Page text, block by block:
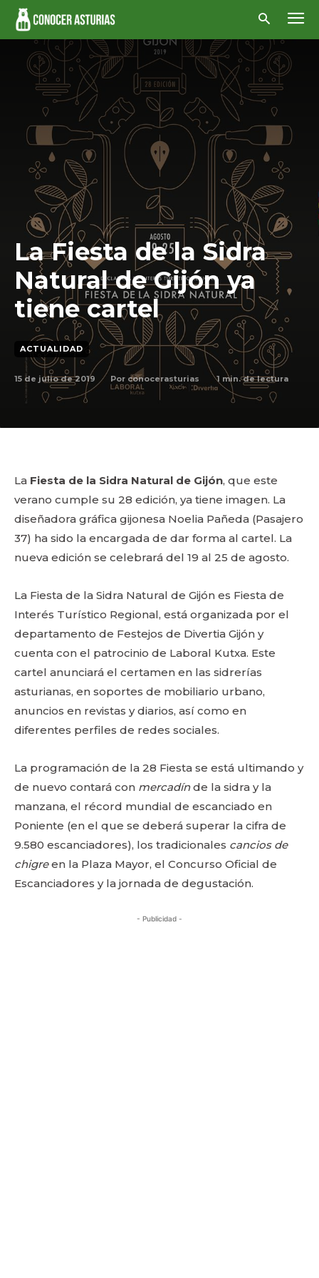
La Fiesta de la Sidra
Natural de Gijón ya
tiene cartel
ACTUALIDAD
15 de julio de 2019 Por conocerasturias 1 min. de lectura
La Fiesta de la Sidra Natural de Gijón, que este
verano cumple su 28 edición, ya tiene imagen. La
diseñadora gráfica gijonesa Noelia Pañeda (Pasajero
37) ha sido la encargada de dar forma al cartel. La
nueva edición se celebrará del 19 al 25 de agosto.
La Fiesta de la Sidra Natural de Gijón es Fiesta de
Interés Turístico Regional, está organizada por el
departamento de Festejos de Divertia Gijón y
cuenta con el patrocinio de Laboral Kutxa. Este
cartel anunciará el certamen en las sidrerías
asturianas, en soportes de mobiliario urbano,
anuncios en revistas y diarios, así como en
diferentes perfiles de redes sociales.
La programación de la 28 Fiesta se está ultimando y
de nuevo contará con mercadínde la sidra y la
manzana, el récord mundial de escanciado en
Poniente (en el que se deberá superar la cifra de
9.580 escanciadores), los tradicionales cancios de
chigreen la Plaza Mayor, el Concurso Oficial de
Escanciadores y la jornada de degustación.
- Publicidad -